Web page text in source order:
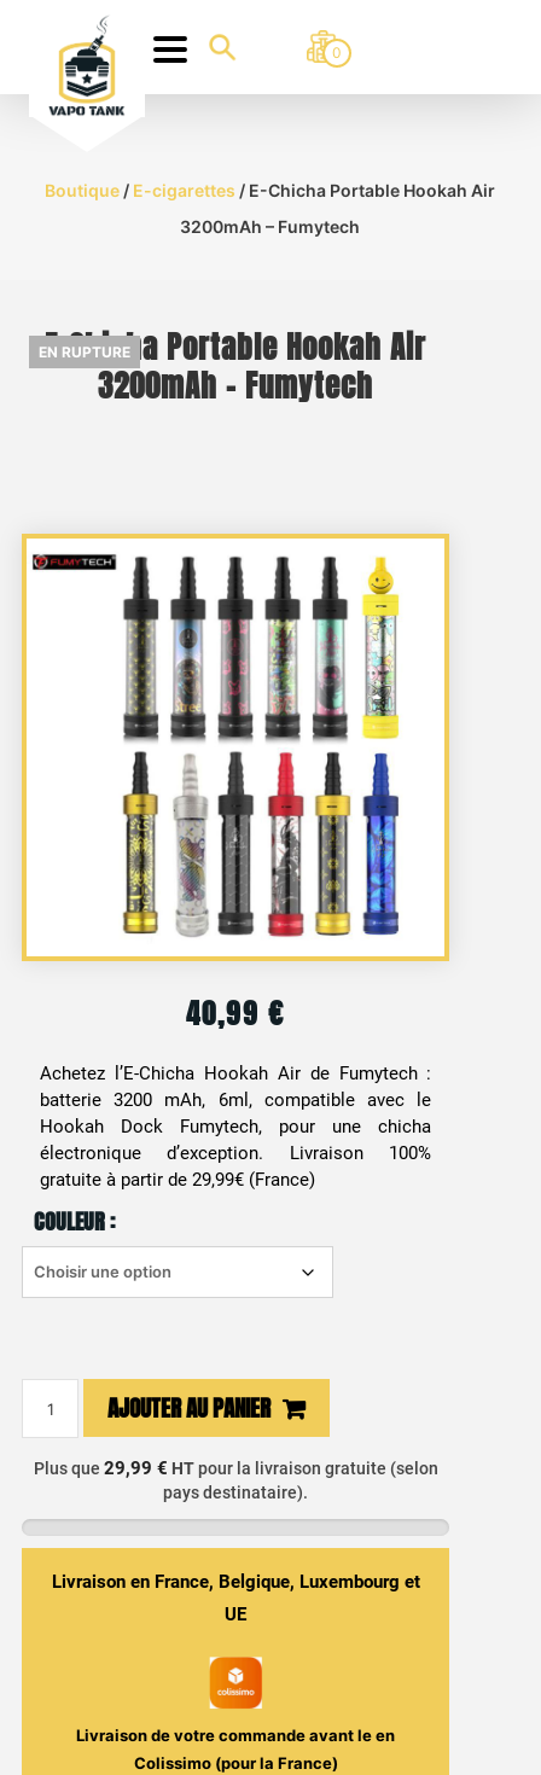
0
Boutique / E-cigarettes / E-Chicha Portable Hookah Air
3200mAh – Fumytech
E-Chicha Portable Hookah Air
3200mAh – Fumytech
EN RUPTURE
40,99€
Achetez l’E-Chicha Hookah Air de Fumytech :
batterie 3200 mAh, 6ml, compatible avec le
Hookah Dock Fumytech, pour une chicha
électronique d’exception. Livraison 100%
gratuite à partir de 29,99€ (France)
COULEUR :
Chicha
Hookah
3200mAh
AJOUTER AU PANIER
Plus que 29,99 € HTpour la livraison gratuite (selon
pays destinataire).
Livraison en France, Belgique, Luxembourg et
UE
Livraison de votre commande avant leen
Colissimo (pour la France)